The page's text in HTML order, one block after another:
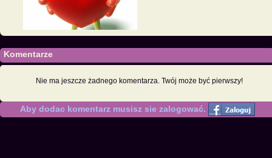
Komentarze
Nie ma jeszcze żadnego komentarza. Twój może być pierwszy!
Aby dodac komentarz musisz sie zalogować.